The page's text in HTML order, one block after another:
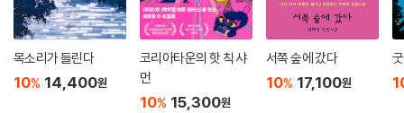
목소리가 들린다
10% 14,400원
코리아타운의 핫 칙 샤
먼
10% 15,300원
서쪽 숲에 갔다
10% 17,100원